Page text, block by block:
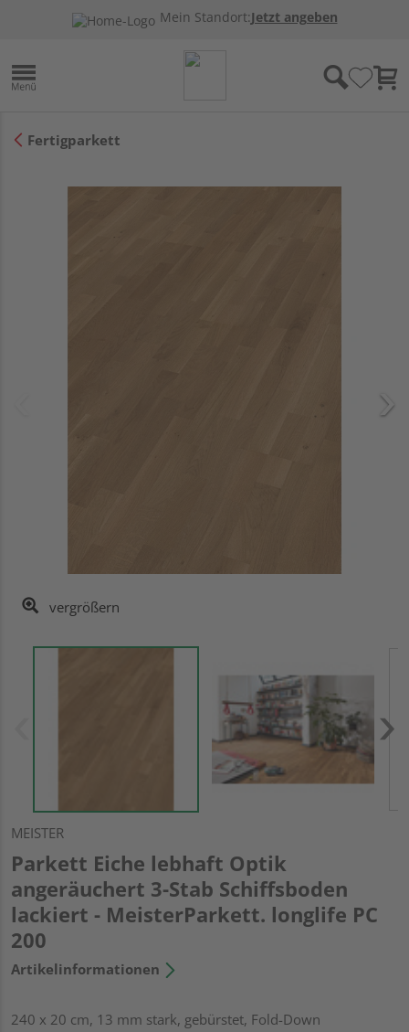
Mein Standort:Jetzt angeben
Fertigparkett
vergrößern
MEISTER
Parkett Eiche lebhaft Optik
angeräuchert 3-Stab Schiffsboden
lackiert - MeisterParkett. longlife PC
200
Artikelinformationen
240 x 20 cm, 13 mm stark, gebürstet, Fold-Down